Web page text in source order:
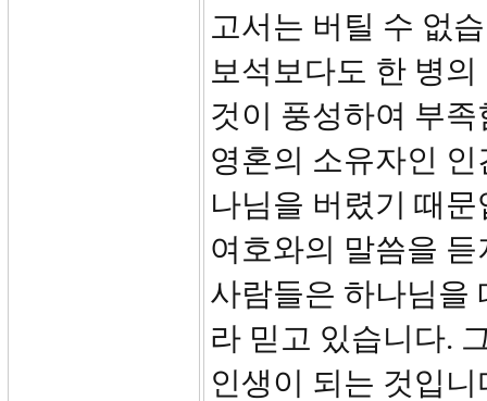
고서는 버틸 수 없
보석보다도 한 병
것이 풍성하여 부
영혼의 소유자인
나님을 버렸기 때
여호와의 말씀을
사람들은 하나님을
라 믿고 있습니다.
인생이 되는 것입